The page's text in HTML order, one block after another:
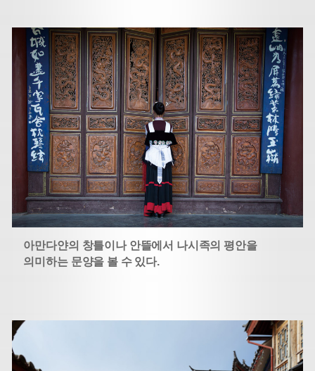
아만다얀의 창틀이나 안뜰에서 나시족의 평안을
의미하는 문양을 볼 수 있다.